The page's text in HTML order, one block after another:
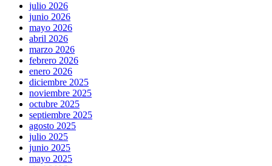
julio 2026
junio 2026
mayo 2026
abril 2026
marzo 2026
febrero 2026
enero 2026
diciembre 2025
noviembre 2025
octubre 2025
septiembre 2025
agosto 2025
julio 2025
junio 2025
mayo 2025